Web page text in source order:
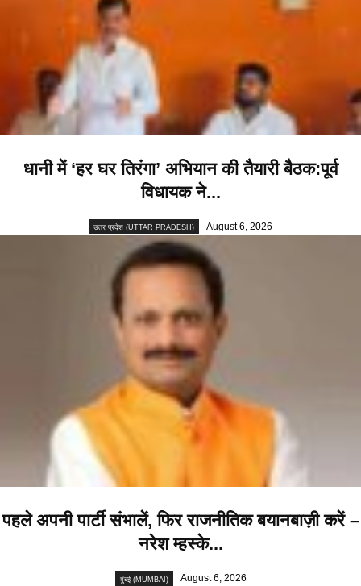
धानी में ‘हर घर तिरंगा’ अभियान की तैयारी बैठक:पूर्व
विधायक ने...
उत्तर प्रदेश (UTTAR PRADESH) August 6, 2026
पहले अपनी पार्टी संभालें, फिर राजनीतिक बयानबाज़ी करें –
नरेश म्हस्के...
मुंबई (MUMBAI) August 6, 2026